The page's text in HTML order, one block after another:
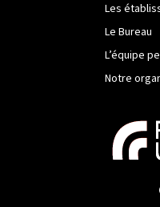
Les
Le Bureau
L’équipe
Notre